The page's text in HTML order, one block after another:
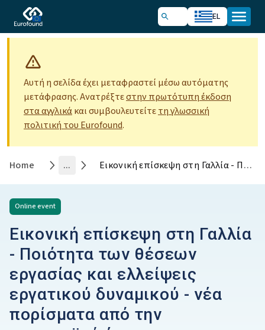
EL
Αυτή η σελίδα έχει μεταφραστεί μέσω αυτόματης
μετάφρασης. Ανατρέξτεστην πρωτότυπη έκδοση
στα αγγλικάκαι συμβουλευτείτετη γλωσσική
πολιτική του Eurofound.
Home ... Εικονική επίσκεψη στη Γαλλία - Ποιότητα των θέσεων εργασίας και ελλείψεις εργατικού δυναμικού - νέα πορίσματα από την ευρωπαϊκή έρευνα για τις συνθήκες εργασίας
Onlineevent
Εικονική επίσκεψη στη Γαλλία
- Ποιότητα των θέσεων
εργασίας και ελλείψεις
εργατικού δυναμικού - νέα
πορίσματα από την